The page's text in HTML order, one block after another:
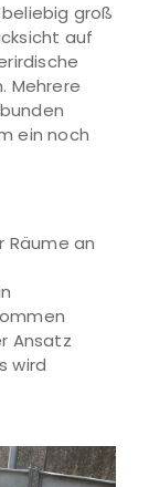
groß
auf
Mehrere
ein noch
Räume an
Ansatz
wird